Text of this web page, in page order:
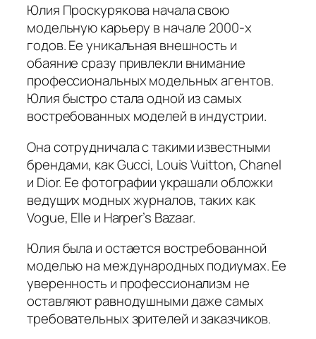
Юлия Проскурякова начала свою
модельную карьеру в начале 2000-х
годов. Ее уникальная внешность и
обаяние сразу привлекли внимание
профессиональных модельных агентов.
Юлия быстро стала одной из самых
востребованных моделей в индустрии.
Она сотрудничала с такими известными
брендами, как Gucci, Louis Vuitton, Chanel
и Dior. Ее фотографии украшали обложки
ведущих модных журналов, таких как
Vogue, Elle и Harper’s Bazaar.
Юлия была и остается востребованной
моделью на международных подиумах. Ее
уверенность и профессионализм не
оставляют равнодушными даже самых
требовательных зрителей и заказчиков.